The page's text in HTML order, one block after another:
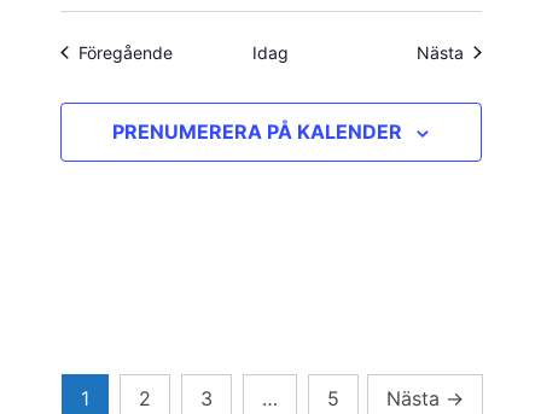
FöregåendeEvenemangIdag Nästa
PRENUMERERA PÅ KALENDER
Sidnumrering
1 2 3 … 5 Nästa →